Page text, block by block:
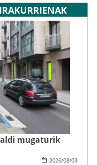
mugaturik
2026/08/03